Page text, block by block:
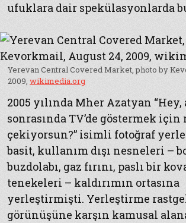
ufuklara dair spekülasyonlarda
Yerevan Central Covered Market, photo by
2009, wikimedia.org
2005 yılında Mher Azatyan “Hey,
sonrasında TV’de göstermek için
çekiyorsun?” isimli fotoğraf
basit, kullanım dışı nesneleri –
buzdolabı, gaz fırını, paslı bir
tenekeleri – kaldırımın ortasına
yerleştirmişti. Yerleştirme
görünüşüne karşın kamusal